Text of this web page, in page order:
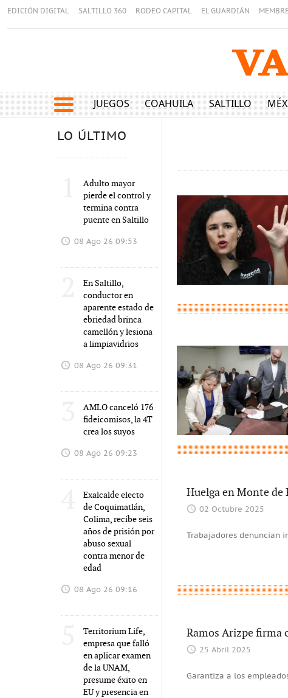
EDICIÓN DIGITAL SALTILLO 360 RODEO CAPITAL EL GUARDIÁN
JUEGOS COAHUILA SALTILLO
LO ÚLTIMO
Adulto mayor
pierde el control y
termina contra
puente en Saltillo
08 Ago 26 09:53
En Saltillo,
conductor en
aparente estado de
ebriedad brinca
camellón y lesiona
a limpiavidrios
08 Ago 26 09:31
AMLO canceló 176
fideicomisos, la 4T
crea los suyos
08 Ago 26 09:23
Exalcalde electo
de Coquimatlán,
Colima, recibe seis
años de prisión por
abuso sexual
contra menor de
edad
08 Ago 26 09:16
Territorium Life,
empresa que falló
en aplicar examen
de la UNAM,
presume éxito en
EU y presencia en
Huelga en Monte de
02 Octubre 2025
Trabajadores denuncian
Ramos Arizpe firma
25 Abril 2025
Garantiza a los